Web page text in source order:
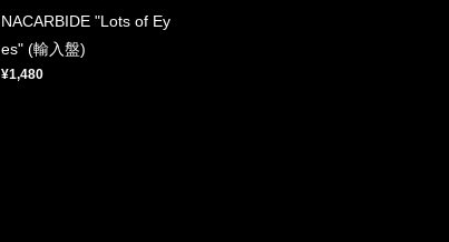
NACARBIDE "Lots of Ey
es" (輸入盤)
¥1,480